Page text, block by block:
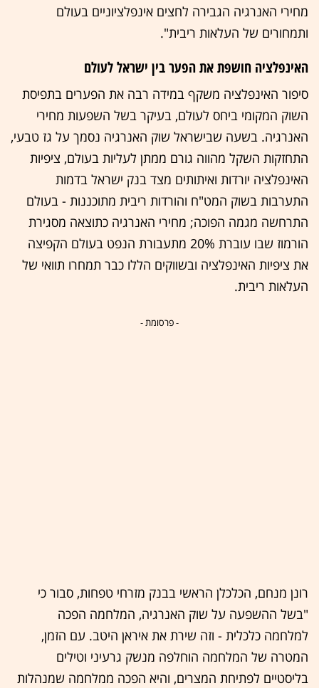
מחירי האנרגיה הגבירה לחצים אינפלציוניים בעולם
ותמחורים של העלאות ריבית".
האינפלציה חושפת את הפער בין ישראל לעולם
סיפור האינפלציה משקף במידה רבה את הפערים בתפיסת
השוק המקומי ביחס לעולם, בעיקר בשל השפעות מחירי
האנרגיה. בשעה שבישראל שוק האנרגיה נסמך על גז טבעי,
התחזקות השקל מהווה גורם ממתן לעליות בעולם, ציפיות
האינפלציה יורדות ואיתותים מצד בנק ישראל בדמות
התערבות בשוק המט"ח והורדות ריבית מתוכננות - בעולם
התרחשה מגמה הפוכה; מחירי האנרגיה כתוצאה מסגירת
הורמוז שבו עוברת 20% מתעבורת הנפט בעולם הקפיצה
את ציפיות האינפלציה ובשווקים הללו כבר תמחרו תוואי של
העלאות ריבית.
- פרסומת -
רונן מנחם, הכלכלן הראשי בבנק מזרחי טפחות, סבור כי
"בשל ההשפעה על שוק האנרגיה, המלחמה הפכה
למלחמה כלכלית - וזה שירת את איראן היטב. עם הזמן,
המטרה של המלחמה הוחלפה מנשק גרעיני וטילים
בליסטיים לפתיחת המצרים, והיא הפכה ממלחמה שמנהלות